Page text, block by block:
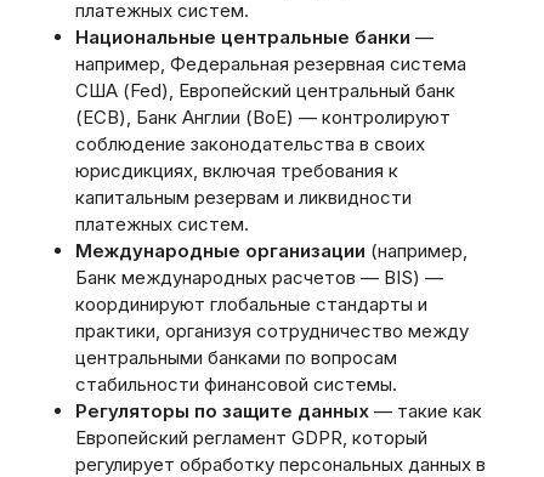
платежных систем.
Национальные центральные банки —
например, Федеральная резервная система
США (Fed), Европейский центральный банк
(ECB), Банк Англии (BoE) — контролируют
соблюдение законодательства в своих
юрисдикциях, включая требования к
капитальным резервам и ликвидности
платежных систем.
Международные организации (например,
Банк международных расчетов — BIS) —
координируют глобальные стандарты и
практики, организуя сотрудничество между
центральными банками по вопросам
стабильности финансовой системы.
Регуляторы по защите данных — такие как
Европейский регламент GDPR, который
регулирует обработку персональных данных в